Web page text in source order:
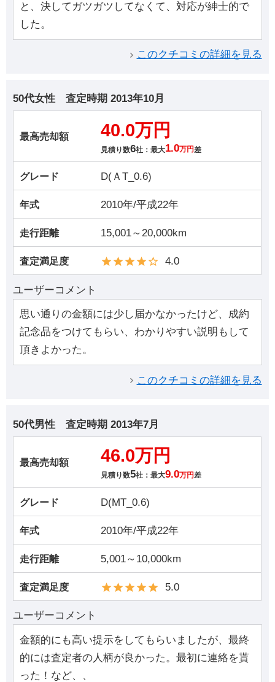
と、決してガツガツしてなくて、対応が紳士的で
した。
このクチコミの詳細を見る
50代女性 査定時期 2013年10月
最高売却額 40.0万円
見積り数6社：最大1.0万円 差
グレード D(ＡT_0.6)
年式 2010年/平成22年
走行距離 15,001～20,000km
査定満足度 4.0
ユーザーコメント
思い通りの金額には少し届かなかったけど、成約
記念品をつけてもらい、わかりやすい説明もして
頂きよかった。
このクチコミの詳細を見る
50代男性 査定時期 2013年7月
最高売却額 46.0万円
見積り数5社：最大9.0万円差
グレード D(MT_0.6)
年式 2010年/平成22年
走行距離 5,001～10,000km
査定満足度 5.0
ユーザーコメント
金額的にも高い提示をしてもらいましたが、最終
的には査定者の人柄が良かった。最初に連絡を貰
った！など、、